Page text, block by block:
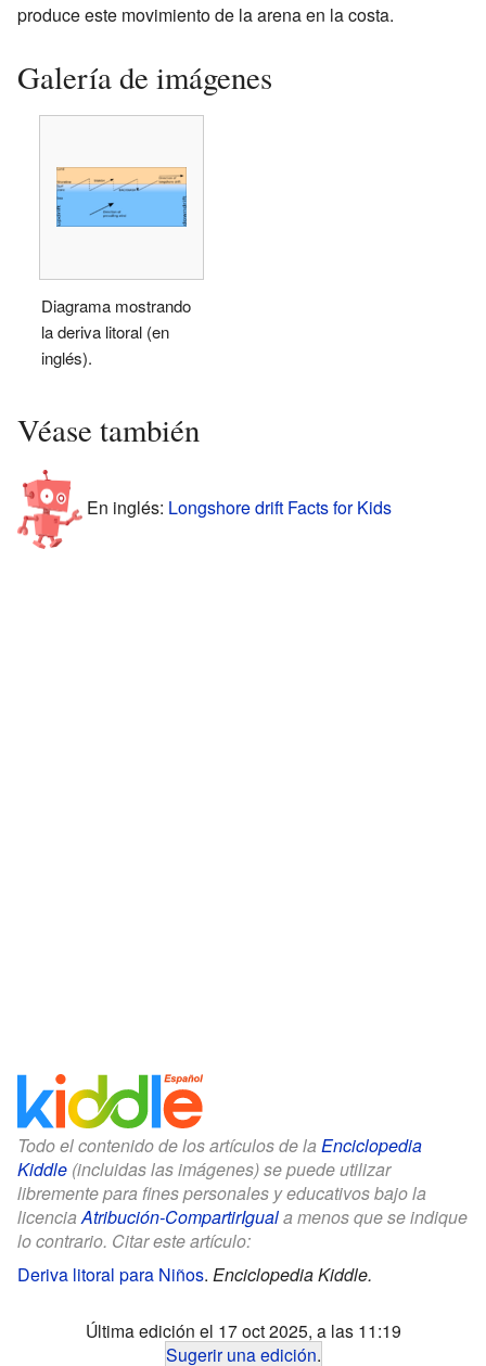
produce este movimiento de la arena en la costa.
Galería de imágenes
Diagrama mostrando
la deriva litoral (en
inglés).
Véase también
En inglés: Longshore drift Facts for Kids
Todo el contenido de los artículos de la Enciclopedia
Kiddle (incluidas las imágenes) se puede utilizar
libremente para fines personales y educativos bajo la
licencia Atribución-CompartirIguala menos que se indique
lo contrario. Citar este artículo:
Deriva litoral para Niños. Enciclopedia Kiddle.
Última edición el 17 oct 2025, a las 11:19
Sugerir una edición.